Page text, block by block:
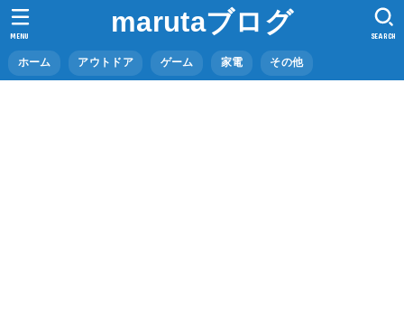
marutaブログ
ホーム アウトドア ゲーム 家電 その他
SEARCH
MENU